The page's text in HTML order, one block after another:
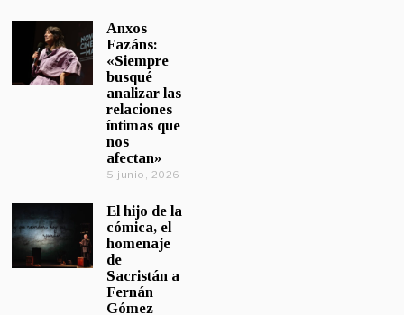
Anxos
Fazáns:
«Siempre
busqué
analizar las
relaciones
íntimas que
nos
afectan»
5 junio, 2026
El hijo de la
cómica, el
homenaje
de
Sacristán a
Fernán
Gómez